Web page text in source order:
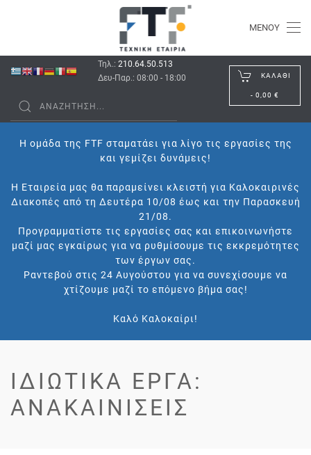
ΜΕΝΟΎ
Τηλ.: 210.64.50.513
Δευ-Παρ.: 08:00 - 18:00
ΚΑΛΆΘΙ
- 0,00 €
Η ομάδα της FTF σταματάει για λίγο τις εργασίες της
και γεμίζει δυνάμεις!
Η Εταιρεία μας θα παραμείνει κλειστή για Καλοκαιρινές
Διακοπές από τη Δευτέρα 10/08 έως και την Παρασκευή
21/08.
Προγραμματίστε τις εργασίες σας και επικοινωνήστε
μαζί μας εγκαίρως για να ρυθμίσουμε τις εκκρεμότητες
των έργων σας.
Ραντεβού στις 24 Αυγούστου για να συνεχίσουμε να
χτίζουμε μαζί το επόμενο βήμα σας!
Καλό Καλοκαίρι!
ΙΔΙΩΤΙΚΆ ΈΡΓΑ:
ΑΝΑΚΑΙΝΊΣΕΙΣ